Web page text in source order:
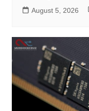
August 5, 2026